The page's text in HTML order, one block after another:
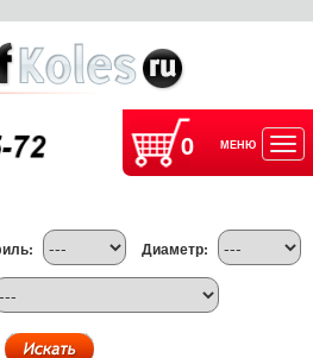
0 МЕНЮ
Диаметр: